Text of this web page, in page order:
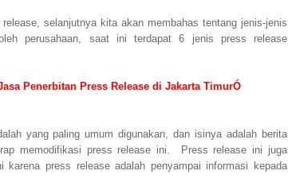
selanjutnya kita akan membahas tentang jenis-jenis
perusahaan, saat ini terdapat 6 jenis press release
Penerbitan Press Release di Jakarta TimurÓ
yang paling umum digunakan, dan isinya adalah berita
memodifikasi press release ini. Press release ini juga
press release adalah penyampai informasi kepada